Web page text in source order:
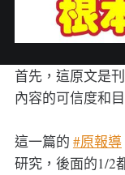
首先，這原文是
內容的可信度和
這一篇的 #原報導
研究，後面的1/2